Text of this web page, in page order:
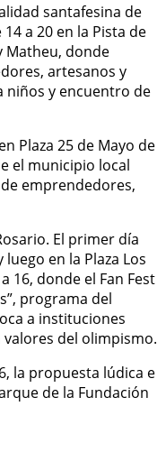
santafesina de
a 20 en la Pista de
Matheu, donde
artesanos y
niños y encuentro de
Plaza 25 de Mayo de
el municipio local
emprendedores,
El primer día
en la Plaza Los
16, donde el Fan Fest
programa del
a instituciones
del olimpismo.
la propuesta lúdica e
de la Fundación